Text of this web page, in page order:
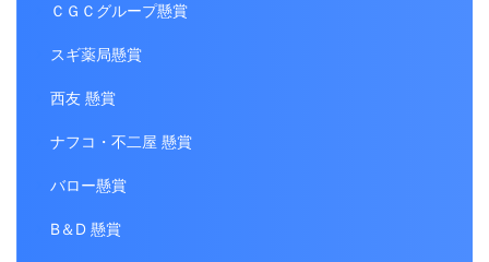
ＣＧＣグループ懸賞
スギ薬局懸賞
西友 懸賞
ナフコ・不二屋 懸賞
バロー懸賞
B＆D 懸賞